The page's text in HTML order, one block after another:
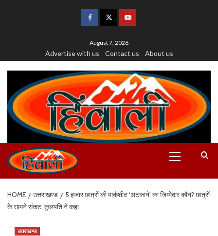
August 7, 2026
Advertise with us Contact us About us
HOME उत्तराखण्ड
5 हजार छात्रों की मार्कशीट ‘अटकाने’ का जिम्मेदार कौन? छात्रों
के सामने संकट, कुलपति ने कहा..
उत्तराखण्ड